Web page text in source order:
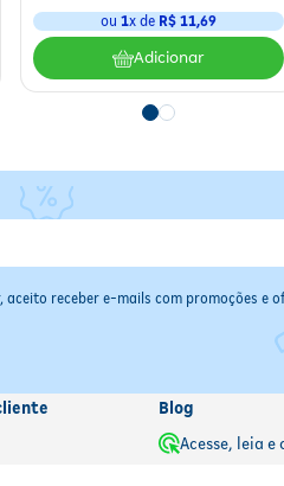
ou 1x de R$ 11,69
Adicionar
aceito receber e-mails com promoções e
Blog
Acesse, leia